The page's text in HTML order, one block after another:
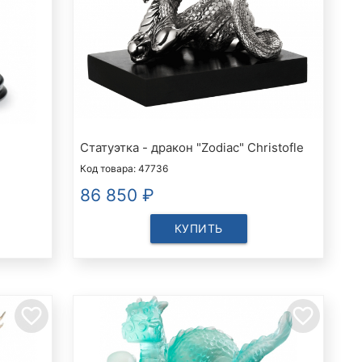
Статуэтка - дракон "Zodiac" Christofle
Код товара: 47736
86 850 ₽
КУПИТЬ
favorite_border favorite_border